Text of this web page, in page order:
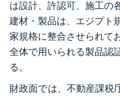
は設計、許認可、施工の
建材・製品は、エジプト
家規格に整合させられて
全体で用いられる製品認
る。
財政面では、不動産課税